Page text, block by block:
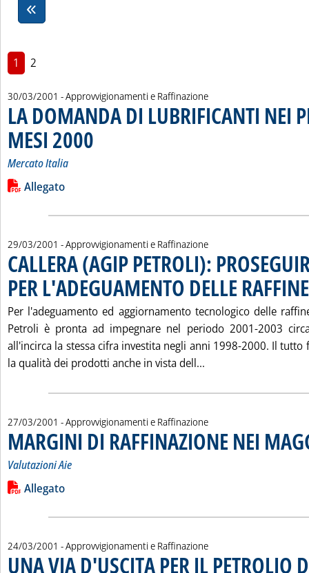
1 2
30/03/2001 - Approvvigionamenti e Raffinazione
LA DOMANDA DI LUBRIFICANTI NEI
MESI 2000
Mercato Italia
Leggi tutta la notizia: 'LA DOMANDA DI LUBRIFICANTI NEI
Lista allegati PDF alla notizia
Allegato
29/03/2001 - Approvvigionamenti e Raffinazione
CALLERA (AGIP PETROLI):
PER L'ADEGUAMENTO DELLE
Per l'adeguamento ed aggiornamento tecnologico delle
Petroli è pronta ad impegnare nel periodo 2001-2003
all'incirca la stessa cifra investita negli anni 1998-2000. Il tutto
la qualità dei prodotti anche in vista dell...
27/03/2001 - Approvvigionamenti e Raffinazione
MARGINI DI RAFFINAZIONE NEI
Valutazioni Aie
Leggi tutta la notizia: 'MARGINI DI RAFFINAZIONE NEI
Lista allegati PDF alla notizia
Allegato
24/03/2001 - Approvvigionamenti e Raffinazione
UNA VIA D'USCITA PER IL PETROLIO